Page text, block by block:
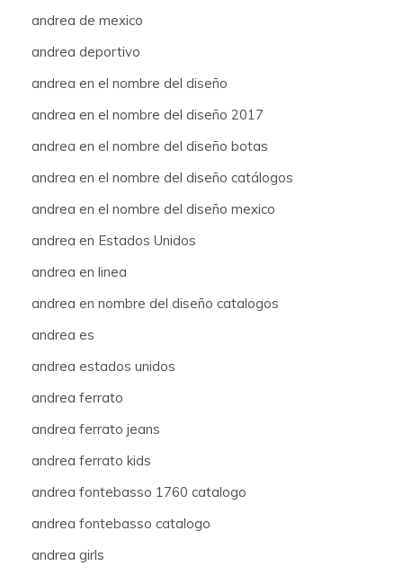
andrea de mexico
andrea deportivo
andrea en el nombre del diseño
andrea en el nombre del diseño 2017
andrea en el nombre del diseño botas
andrea en el nombre del diseño catálogos
andrea en el nombre del diseño mexico
andrea en Estados Unidos
andrea en linea
andrea en nombre del diseño catalogos
andrea es
andrea estados unidos
andrea ferrato
andrea ferrato jeans
andrea ferrato kids
andrea fontebasso 1760 catalogo
andrea fontebasso catalogo
andrea girls